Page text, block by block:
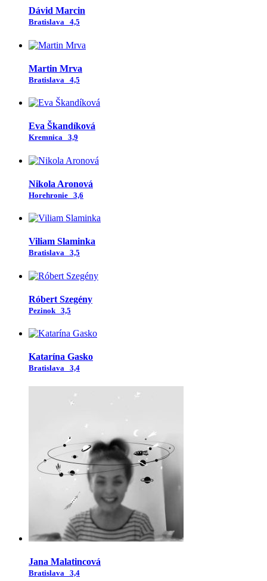
Dávid Marcin
Bratislava 4,5
Martin Mrva
Bratislava 4,5
Eva Škandíková
Kremnica 3,9
Nikola Aronová
Horehronie 3,6
Viliam Slaminka
Bratislava 3,5
Róbert Szegény
Pezinok 3,5
Katarína Gasko
Bratislava 3,4
Jana Malatincová
Bratislava 3,4